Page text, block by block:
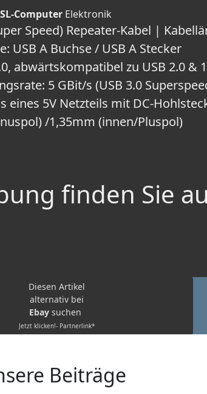
ComputerElektronik
Speed) Repeater-Kabel |
USB A Buchse / USB A Stecker
abwärtskompatibel zu USB 2.0 &
5 GBit/s (USB 3.0
eines 5V Netzteils mit DC-
/1,35mm (innen/Pluspol)
finden Sie
Diesen Artikel
alternativ bei
Ebay suchen
Jetzt klicken!- Partnerlink*
Beiträge